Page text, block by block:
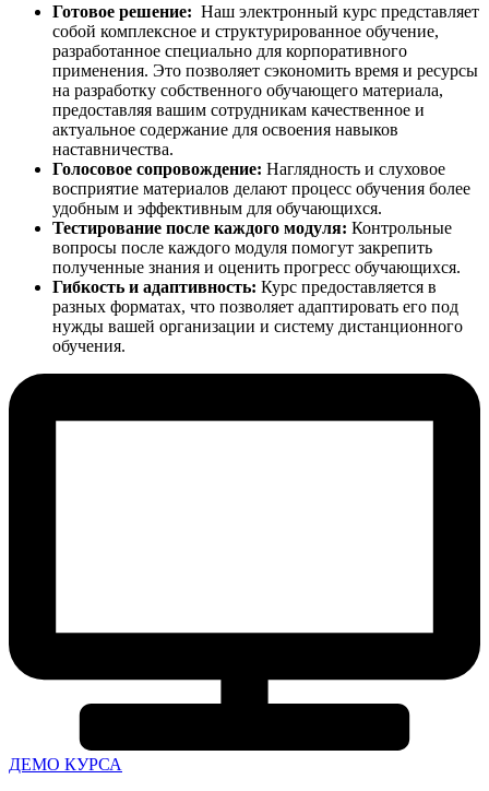
Готовое решение: Наш электронный курс представляет
собой комплексное и структурированное обучение,
разработанное специально для корпоративного
применения. Это позволяет сэкономить время и ресурсы
на разработку собственного обучающего материала,
предоставляя вашим сотрудникам качественное и
актуальное содержание для освоения навыков
наставничества.
Голосовое сопровождение: Наглядность и слуховое
восприятие материалов делают процесс обучения более
удобным и эффективным для обучающихся.
Тестирование после каждого модуля: Контрольные
вопросы после каждого модуля помогут закрепить
полученные знания и оценить прогресс обучающихся.
Гибкость и адаптивность: Курс предоставляется в
разных форматах, что позволяет адаптировать его под
нужды вашей организации и систему дистанционного
обучения.
ДЕМО КУРСА